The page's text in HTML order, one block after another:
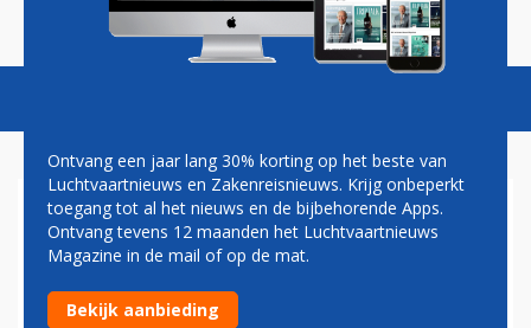
Magazine Podcasts Vacatures
HET EERSTE POKÉMON-
VLIEGVELD (IN JAPAN) IS
BIJNA KLAAR
Ontvang een jaar lang 30% korting op het beste van
Luchtvaartnieuws en Zakenreisnieuws. Krijg onbeperkt
toegang tot al het nieuws en de bijbehorende Apps.
Ontvang tevens 12 maanden het Luchtvaartnieuws
Magazine in de mail of op de mat.
Bekijk aanbieding